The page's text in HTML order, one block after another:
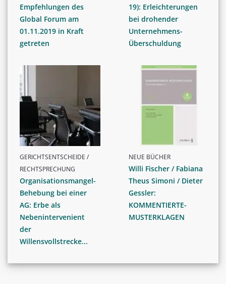
Empfehlungen des
Global Forum am
01.11.2019 in Kraft
getreten
19): Erleichterungen
bei drohender
Unternehmens-
Überschuldung
GERICHTSENTSCHEIDE /
RECHTSPRECHUNG
Organisationsmangel-
Behebung bei einer
AG: Erbe als
Nebenintervenient
der
Willensvollstrecke...
NEUE BÜCHER
Willi Fischer / Fabiana
Theus Simoni / Dieter
Gessler:
KOMMENTIERTE-
MUSTERKLAGEN